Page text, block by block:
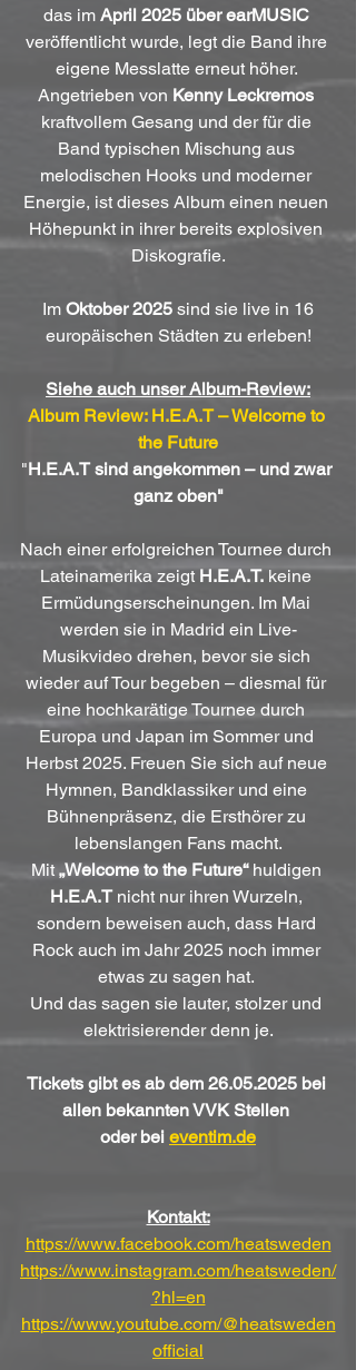
das im April 2025 über earMUSIC
veröffentlicht wurde, legt die Band ihre
eigene Messlatte erneut höher.
Angetrieben von Kenny Leckremos
kraftvollem Gesang und der für die
Band typischen Mischung aus
melodischen Hooks und moderner
Energie, ist dieses Album einen neuen
Höhepunkt in ihrer bereits explosiven
Diskografie.
Im Oktober 2025 sind sie live in 16
europäischen Städten zu erleben!
Siehe auch unser Album-Review:
Album Review: H.E.A.T – Welcome to
the Future
"H.E.A.T sind angekommen – und zwar
ganz oben"
Nach einer erfolgreichen Tournee durch
Lateinamerika zeigt H.E.A.T. keine
Ermüdungserscheinungen. Im Mai
werden sie in Madrid ein Live-
Musikvideo drehen, bevor sie sich
wieder auf Tour begeben – diesmal für
eine hochkarätige Tournee durch
Europa und Japan im Sommer und
Herbst 2025. Freuen Sie sich auf neue
Hymnen, Bandklassiker und eine
Bühnenpräsenz, die Ersthörer zu
lebenslangen Fans macht.
Mit „Welcome to the Future“ huldigen
H.E.A.T nicht nur ihren Wurzeln,
sondern beweisen auch, dass Hard
Rock auch im Jahr 2025 noch immer
etwas zu sagen hat.
Und das sagen sie lauter, stolzer und
elektrisierender denn je.
Tickets gibt es ab dem 26.05.2025 bei
allen bekannten VVK Stellen
oder bei eventim.de
Kontakt:
https://www.facebook.com/heatsweden
https://www.instagram.com/heatsweden/
?hl=en
https://www.youtube.com/@heatsweden
official